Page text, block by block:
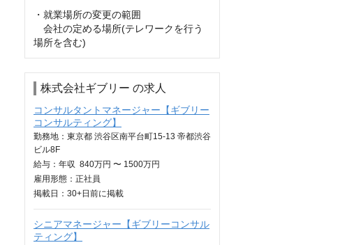
・就業場所の変更の範囲
会社の定める場所(テレワークを行う
場所を含む)
株式会社ギブリー の求人
コンサルタントマネージャー【ギブリー
コンサルティング】
勤務地：東京都 渋谷区南平台町15-13 帝都渋谷
ビル8F
給与： 年収 840万円 〜 1500万円
雇用形態：正社員
掲載日： 30+日 前に掲載
シニアマネージャー【ギブリーコンサル
ティング】